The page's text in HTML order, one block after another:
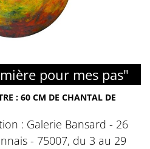
pour mes pas"
: 60 CM DE CHANTAL DE
: Galerie Bansard - 26
- 75007, du 3 au 29